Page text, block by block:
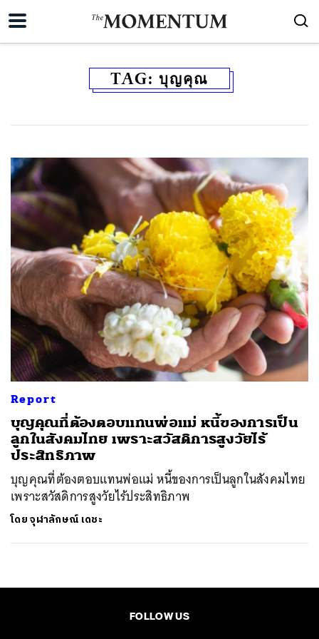
TAG: บุญคุณ
Report
บุญคุณที่ต้องตอบแทนพ่อแม่ หนี้ของการเป็น
ลูกในสังคมไทย เพราะสวัสดิการสูงวัยไร้
ประสิทธิภาพ
บุญคุณที่ต้องตอบแทนพ่อแม่ หนี้ของการเป็นลูกในสังคมไทย
เพราะสวัสดิการสูงวัยไร้ประสิทธิภาพ
โดยจุฬาลักษณ์ เดชะ
FOLLOW US
ค้นหา
SHARE TWEET LINE EMAIL